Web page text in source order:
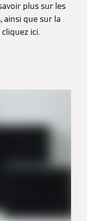
plus sur les
ainsi que sur la
ici.